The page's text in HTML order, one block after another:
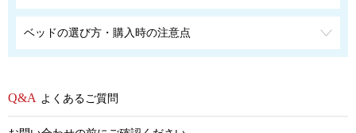
ベッドの選び方・購入時の注意点
よくあるご質問